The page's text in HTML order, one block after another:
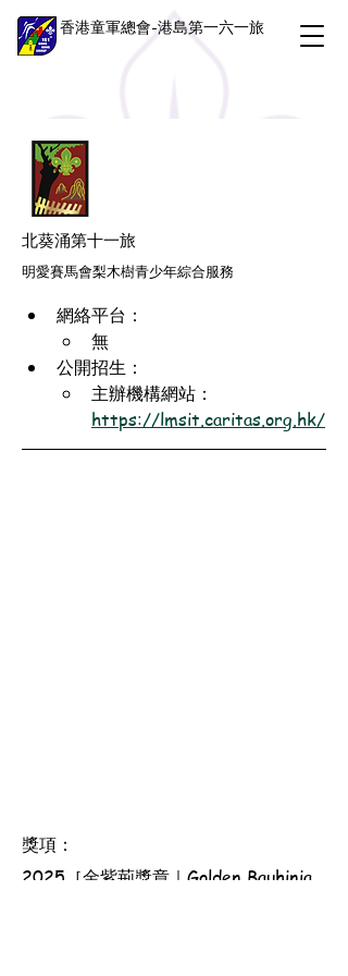
香港童軍總會-港島第一六一旅
北葵涌第十一旅
明愛賽馬會梨木樹青少年綜合服務
網絡平台：
無
公開招生：
主辦機構網站：
https://lmsit.caritas.org.hk/
獎項：
2025［金紫荊獎章｜Golden Bauhinia